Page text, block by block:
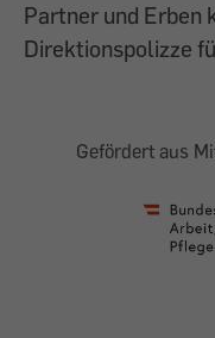
Partner und Erben
Direktionspolizze
Gefördert aus